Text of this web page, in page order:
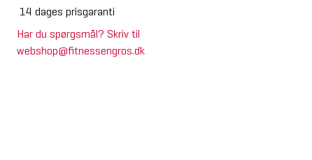
14 dages prisgaranti
Har du spørgsmål? Skriv til
webshop@fitnessengros.dk